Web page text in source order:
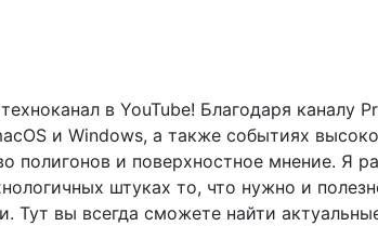
в YouTube! Благодаря каналу
и Windows, а также событиях
полигонов и поверхностное мнение. Я
штуках то, что нужно и
Тут вы всегда сможете найти